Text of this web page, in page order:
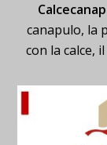
canapulo, la
con la calce,